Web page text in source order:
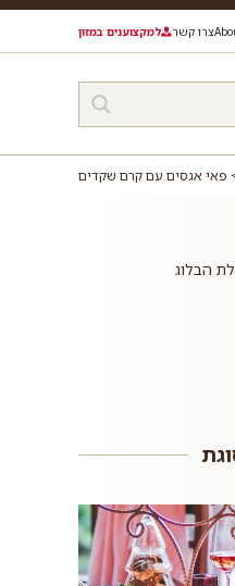
צרו קשר למקצוענים במזון
פאי אגסים עם קרם שקדים
הבלוג